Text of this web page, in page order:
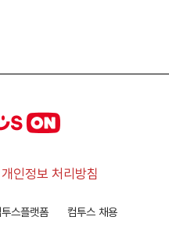
개인정보 처리방침
투스플랫폼 컴투스 채용